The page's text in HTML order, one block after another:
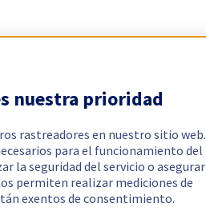
nuestra prioridad
rastreadores en nuestro sitio web.
para el funcionamiento del
la seguridad del servicio o asegurar
permiten realizar mediciones de
exentos de consentimiento.